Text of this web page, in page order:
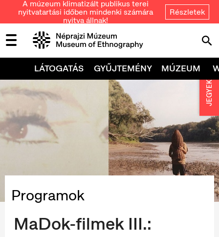
A múzeum klimatizált publikus terei
nyitvatartási időben mindenki számára
nyitva állnak!
Részletek
LÁTOGATÁS GYŰJTEMÉNY MÚZEUM
Programok
MaDok-filmek III.:
JEGYEK